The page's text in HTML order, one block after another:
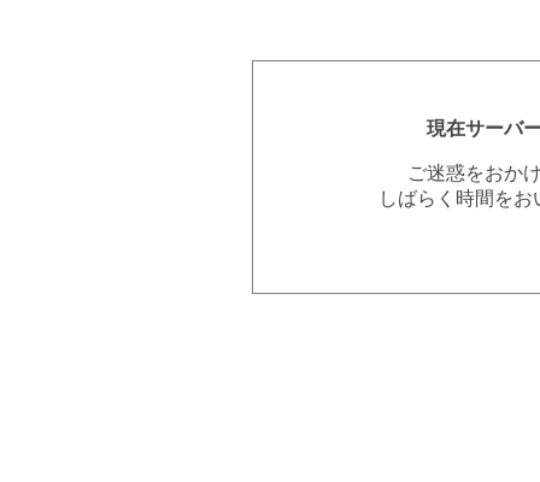
現在サーバ
ご迷惑をおか
しばらく時間を